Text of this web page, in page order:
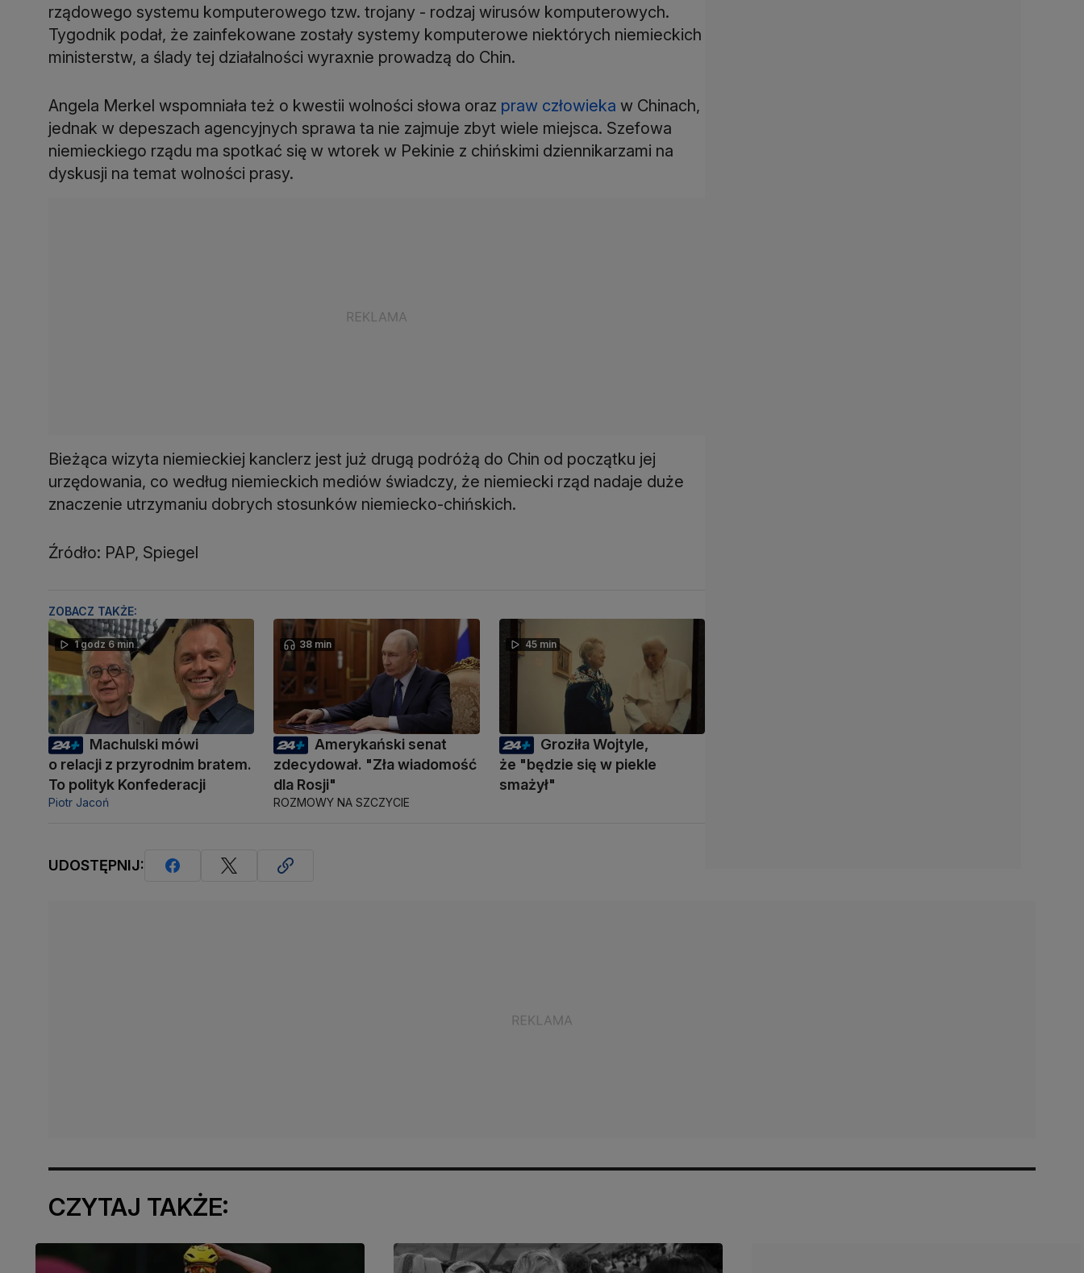
rządowego systemu komputerowego tzw. trojany - rodzaj wirusów komputerowych.
Tygodnik podał, że zainfekowane zostały systemy komputerowe niektórych niemieckich
ministerstw, a ślady tej działalności wyraxnie prowadzą do Chin.
Angela Merkel wspomniała też o kwestii wolności słowa oraz praw człowieka w Chinach,
jednak w depeszach agencyjnych sprawa ta nie zajmuje zbyt wiele miejsca. Szefowa
niemieckiego rządu ma spotkać się w wtorek w Pekinie z chińskimi dziennikarzami na
dyskusji na temat wolności prasy.
Bieżąca wizyta niemieckiej kanclerz jest już drugą podróżą do Chin od początku jej
urzędowania, co według niemieckich mediów świadczy, że niemiecki rząd nadaje duże
znaczenie utrzymaniu dobrych stosunków niemiecko-chińskich.
Źródło: PAP, Spiegel
ZOBACZ TAKŻE:
1 godz 6 min
Machulski mówi
o relacji z przyrodnim bratem.
To polityk Konfederacji
Piotr Jacoń
38 min
Amerykański senat
zdecydował. "Zła wiadomość
dla Rosji"
ROZMOWY NA SZCZYCIE
45 min
Groziła Wojtyle,
że "będzie się w piekle
smażył"
UDOSTĘPNIJ:
CZYTAJ TAKŻE: